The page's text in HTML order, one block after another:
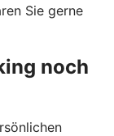
Sie gerne
noch